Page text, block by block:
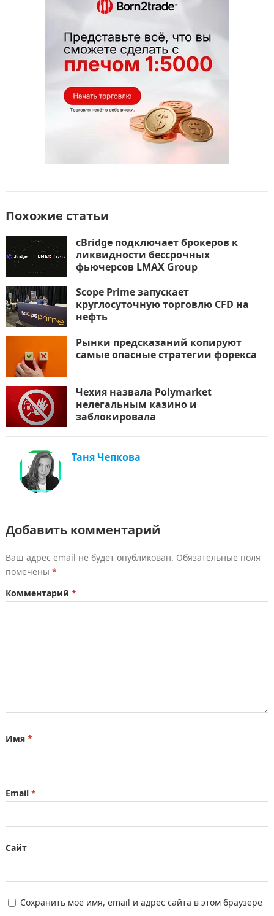
в
и
т
ь
Похожие статьи
cBridge подключает брокеров к
ликвидности бессрочных
фьючерсов LMAX Group
Scope Prime запускает
круглосуточную торговлю CFD на
нефть
Рынки предсказаний копируют
самые опасные стратегии форекса
Чехия назвала Polymarket
нелегальным казино и
заблокировала
Таня Чепкова
Добавить комментарий
Ваш адрес email не будет опубликован. Обязательные поля
помечены *
Комментарий *
Имя *
Email *
Сайт
Сохранить моё имя, email и адрес сайта в этом браузере